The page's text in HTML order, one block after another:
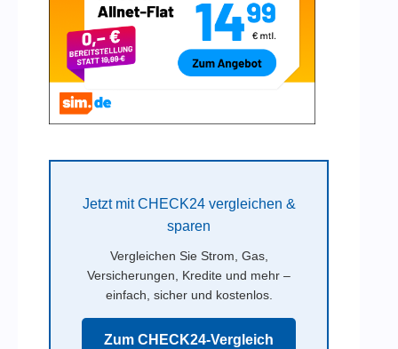
Jetzt mit CHECK24 vergleichen &
sparen
Vergleichen Sie Strom, Gas,
Versicherungen, Kredite und mehr –
einfach, sicher und kostenlos.
Zum CHECK24-Vergleich